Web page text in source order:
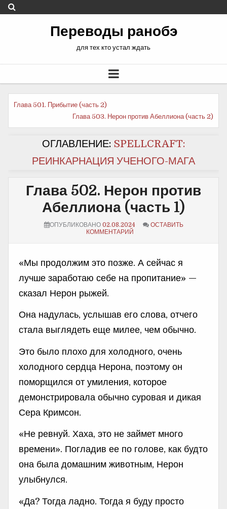
Переводы ранобэ
для тех кто устал ждать
Еще
Глава 501. Прибытие (часть 2)
Глава 503. Нерон против Абеллиона (часть 2)
ОГЛАВЛЕНИЕ: SPELLCRAFT:
РЕИНКАРНАЦИЯ УЧЕНОГО-МАГА
Глава 502. Нерон против
Абеллиона (часть 1)
ОПУБЛИКОВАНО 02.08.2024
ОСТАВИТЬ
КОММЕНТАРИЙ
«Мы продолжим это позже. А сейчас я
лучше заработаю себе на пропитание» —
сказал Нерон рыжей.
Она надулась, услышав его слова, отчего
стала выглядеть еще милее, чем обычно.
Это было плохо для холодного, очень
холодного сердца Нерона, поэтому он
поморщился от умиления, которое
демонстрировала обычно суровая и дикая
Сера Кримсон.
«Не ревнуй. Хаха, это не займет много
времени». Погладив ее по голове, как будто
она была домашним животным, Нерон
улыбнулся.
«Да? Тогда ладно. Тогда я буду просто